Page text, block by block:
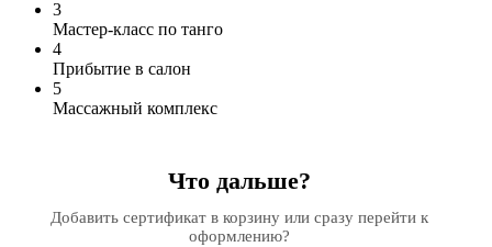
3
Мастер-класс по танго
4
Прибытие в салон
5
Массажный комплекс
Что дальше?
Добавить сертификат в корзину или сразу перейти к
оформлению?